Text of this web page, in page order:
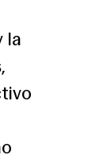
la